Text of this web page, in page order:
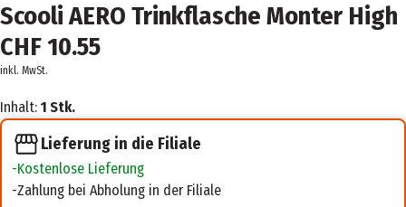
Scooli AERO Trinkflasche Monter High
CHF 10.55
inkl. MwSt.
Inhalt: 1 Stk.
Lieferung in die Filiale
Kostenlose Lieferung
Zahlung bei Abholung in der Filiale